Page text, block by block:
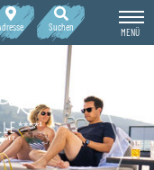
Suchen MENÜ